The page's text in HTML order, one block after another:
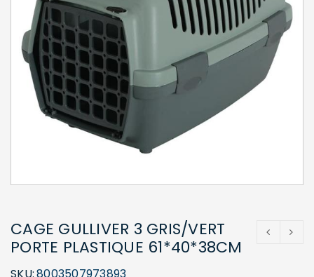
CAGE GULLIVER 3 GRIS/VERT
PORTE PLASTIQUE 61*40*38CM